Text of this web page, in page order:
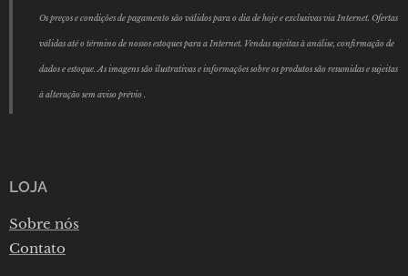
Os preços e condições de pagamento são válidos para o dia de hoje e exclusivas via Internet. Ofertas
válidas até o término de nossos estoques para a Internet. Vendas sujeitas à análise, confirmação de
dados e estoque. As imagens são ilustrativas e informações sobre os produtos são resumidas e sujeitas
à alteração sem aviso prévio .
LOJA
Sobre nós
Contato